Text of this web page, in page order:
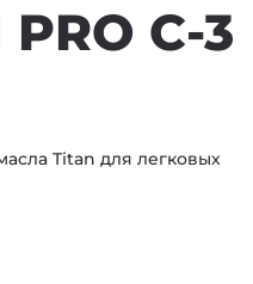
PRO C-3
Titan для легковых